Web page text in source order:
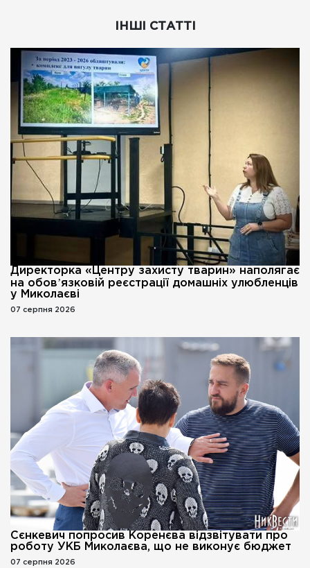
ІНШІ СТАТТІ
Директорка «Центру захисту тварин» наполягає
на обовʼязковій реєстрації домашніх улюбленців
у Миколаєві
07 серпня 2026
Сєнкевич попросив Коренєва відзвітувати про
роботу УКБ Миколаєва, що не виконує бюджет
07 серпня 2026